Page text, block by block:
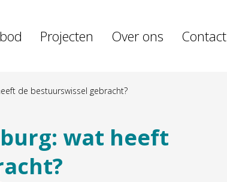
Projecten Over ons Contact
de bestuurswissel gebracht?
wat heeft